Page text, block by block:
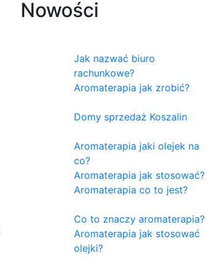
Nowości
Jak nazwać biuro
rachunkowe?
Aromaterapia jak zrobić?
Domy sprzedaż Koszalin
Aromaterapia jaki olejek na
co?
Aromaterapia jak stosować?
Aromaterapia co to jest?
Co to znaczy aromaterapia?
Aromaterapia jak stosować
olejki?